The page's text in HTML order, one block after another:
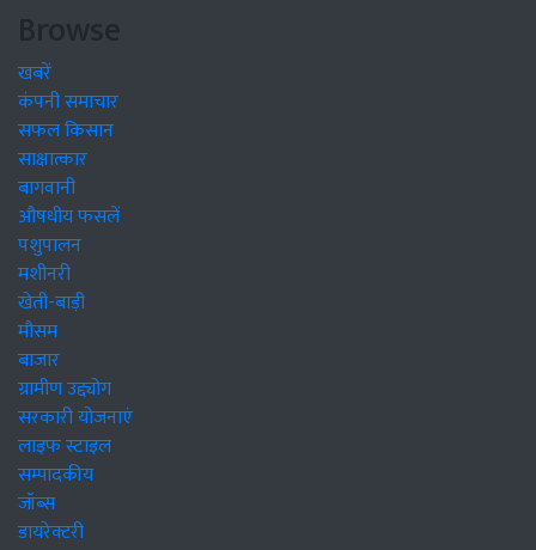
Browse
खबरें
कंपनी समाचार
सफल किसान
साक्षात्कार
बागवानी
औषधीय फसलें
पशुपालन
मशीनरी
खेती-बाड़ी
मौसम
बाजार
ग्रामीण उद्द्योग
सरकारी योजनाएं
लाइफ स्टाइल
सम्पादकीय
जॉब्स
डायरेक्टरी